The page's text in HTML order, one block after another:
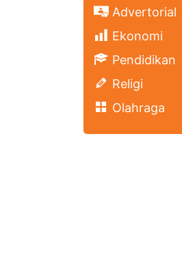
Advertorial
Ekonomi
Pendidikan
Religi
Olahraga